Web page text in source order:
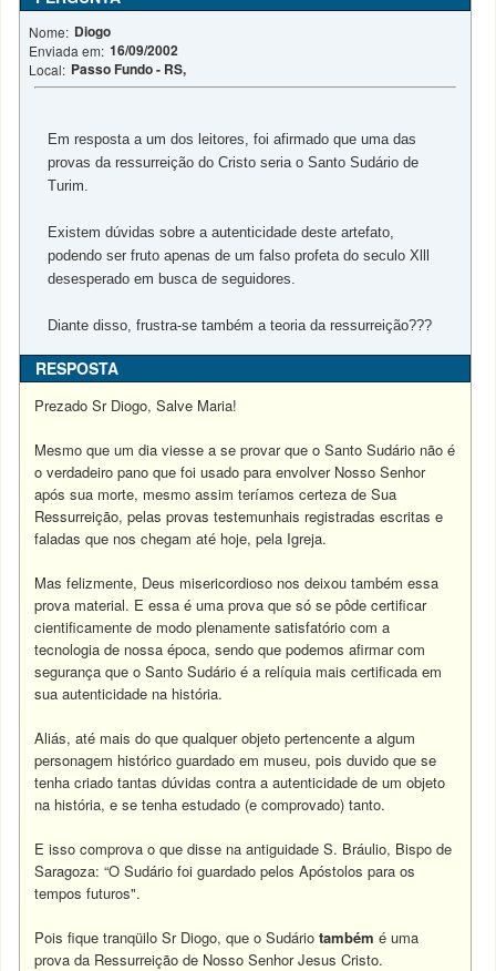
Nome: Diogo
Enviada em: 16/09/2002
Local: Passo Fundo - RS,
Em resposta a um dos leitores, foi afirmado que uma das
provas da ressurreição do Cristo seria o Santo Sudário de
Turim.
Existem dúvidas sobre a autenticidade deste artefato,
podendo ser fruto apenas de um falso profeta do seculo Xlll
desesperado em busca de seguidores.
Diante disso, frustra-se também a teoria da ressurreição???
RESPOSTA
Prezado Sr Diogo, Salve Maria!
Mesmo que um dia viesse a se provar que o Santo Sudário não é
o verdadeiro pano que foi usado para envolver Nosso Senhor
após sua morte, mesmo assim teríamos certeza de Sua
Ressurreição, pelas provas testemunhais registradas escritas e
faladas que nos chegam até hoje, pela Igreja.
Mas felizmente, Deus misericordioso nos deixou também essa
prova material. E essa é uma prova que só se pôde certificar
cientificamente de modo plenamente satisfatório com a
tecnologia de nossa época, sendo que podemos afirmar com
segurança que o Santo Sudário é a relíquia mais certificada em
sua autenticidade na história.
Aliás, até mais do que qualquer objeto pertencente a algum
personagem histórico guardado em museu, pois duvido que se
tenha criado tantas dúvidas contra a autenticidade de um objeto
na história, e se tenha estudado (e comprovado) tanto.
E isso comprova o que disse na antiguidade S. Bráulio, Bispo de
Saragoza: “O Sudário foi guardado pelos Apóstolos para os
tempos futuros".
Pois fique tranqüilo Sr Diogo, que o Sudáriotambémé uma
prova da Ressurreição de Nosso Senhor Jesus Cristo.